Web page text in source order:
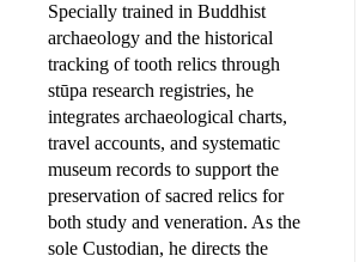
Specially trained in Buddhist
archaeology and the historical
tracking of tooth relics through
stūpa research registries, he
integrates archaeological charts,
travel accounts, and systematic
museum records to support the
preservation of sacred relics for
both study and veneration. As the
sole Custodian, he directs the